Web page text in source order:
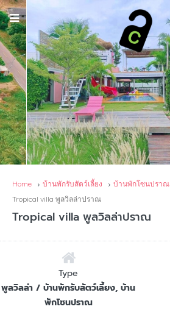
Home บ้านพักรับสัตว์เลี้ยง
บ้านพักโซนปราณ
Tropical villa พูลวิลล่าปราณ
Tropical villa พูลวิลล่าปราณ
Type
พูลวิลล่า / บ้านพักรับสัตว์เลี้ยง, บ้าน
พักโซนปราณ